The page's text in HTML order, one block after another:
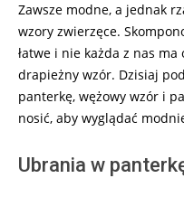
26
Zawsze modne, a jednak
wzory zwierzęce.
łatwe i nie każda z nas
drapieżny wzór. Dzisiaj
panterkę, wężowy wzór i
nosić, aby wyglądać
Ubrania w